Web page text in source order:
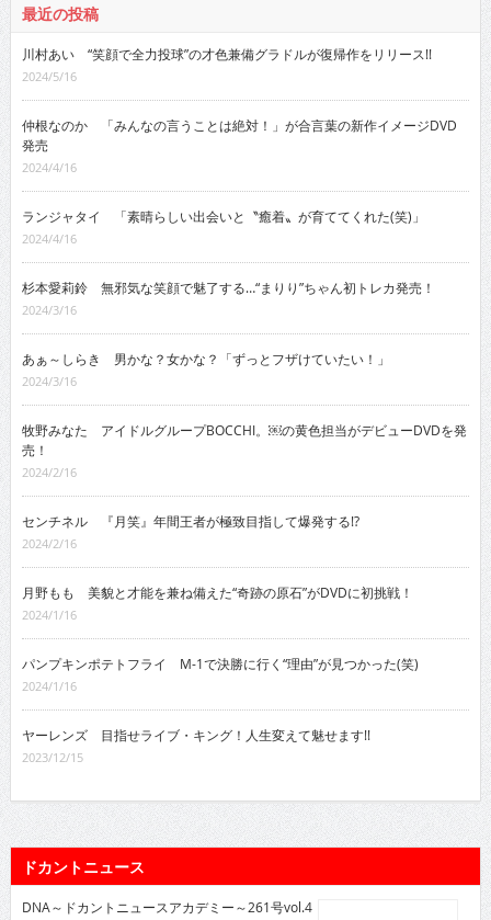
最近の投稿
川村あい “笑顔で全力投球”の才色兼備グラドルが復帰作をリリース!!
2024/5/16
仲根なのか 「みんなの言うことは絶対！」が合言葉の新作イメージDVD
発売
2024/4/16
ランジャタイ 「素晴らしい出会いと〝癒着〟が育ててくれた(笑)」
2024/4/16
杉本愛莉鈴 無邪気な笑顔で魅了する…“まりり”ちゃん初トレカ発売！
2024/3/16
あぁ～しらき 男かな？女かな？「ずっとフザけていたい！」
2024/3/16
牧野みなた アイドルグループBOCCHI。￼の黄色担当がデビューDVDを発
売！
2024/2/16
センチネル 『月笑』年間王者が極致目指して爆発する!?
2024/2/16
月野もも 美貌と才能を兼ね備えた“奇跡の原石”がDVDに初挑戦！
2024/1/16
パンプキンポテトフライ M-1で決勝に行く“理由”が見つかった(笑)
2024/1/16
ヤーレンズ 目指せライブ・キング！人生変えて魅せます!!
2023/12/15
ドカントニュース
DNA～ドカントニュースアカデミー～261号vol.4